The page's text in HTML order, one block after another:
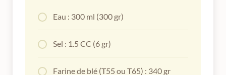
Eau : 300 ml (300 gr)
Sel : 1.5 CC (6 gr)
Farine de blé (T55 ou T65) : 340 gr